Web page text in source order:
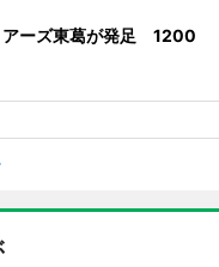
アーズ東葛が発足 1200